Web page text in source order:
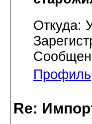
Откуда:
Профиль
Re: